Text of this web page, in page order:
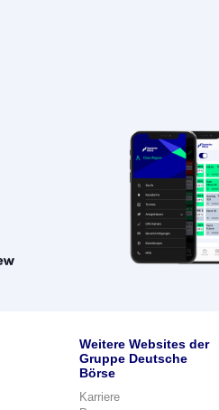
Weitere Websites der
Gruppe Deutsche
Börse
Karriere